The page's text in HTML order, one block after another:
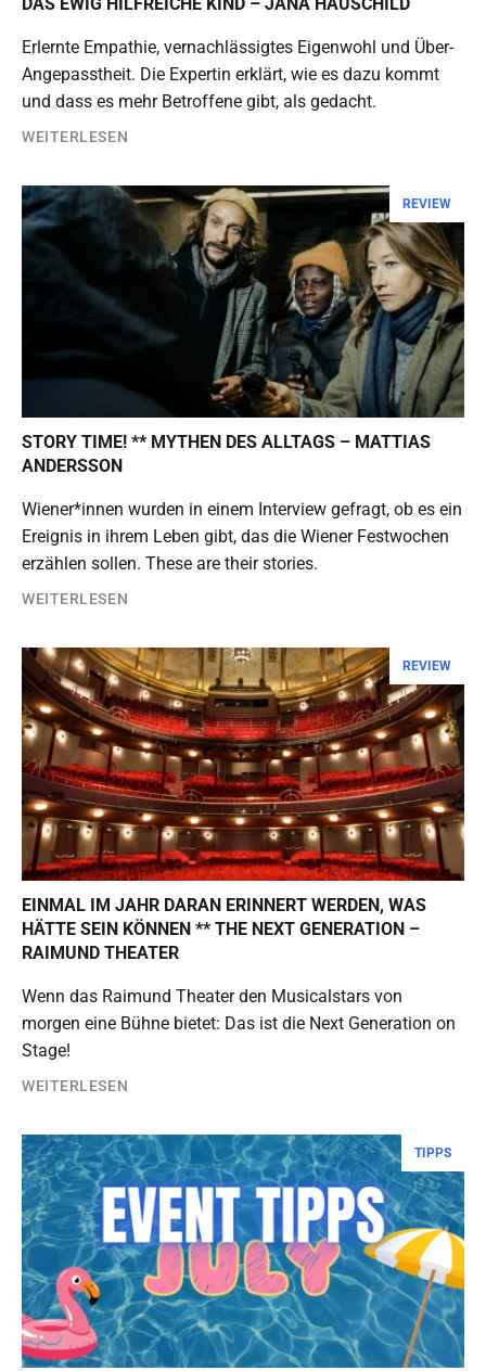
Erlernte Empathie, vernachlässigtes Eigenwohl und Über-
Angepasstheit. Die Expertin erklärt, wie es dazu kommt
und dass es mehr Betroffene gibt, als gedacht.
WEITERLESEN
REVIEW
STORY TIME! ** MYTHEN DES ALLTAGS – MATTIAS
ANDERSSON
Wiener*innen wurden in einem Interview gefragt, ob es ein
Ereignis in ihrem Leben gibt, das die Wiener Festwochen
erzählen sollen. These are their stories.
WEITERLESEN
REVIEW
EINMAL IM JAHR DARAN ERINNERT WERDEN, WAS
HÄTTE SEIN KÖNNEN ** THE NEXT GENERATION –
RAIMUND THEATER
Wenn das Raimund Theater den Musicalstars von
morgen eine Bühne bietet: Das ist die Next Generation on
Stage!
WEITERLESEN
TIPPS